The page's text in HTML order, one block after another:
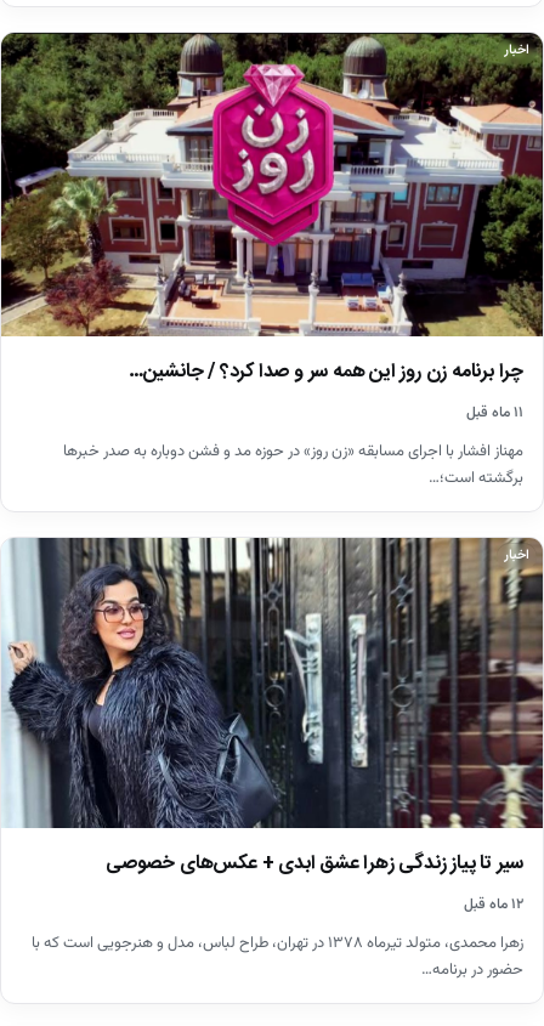
اخبار
چرا برنامه زن روز این همه سر و صدا کرد؟ / جانشین…
۱۱ ماه قبل
مهناز افشار با اجرای مسابقه «زن روز» در حوزه مد و فشن دوباره به صدر خبرها
برگشته است؛…
اخبار
سیر تا پیاز زندگی زهرا عشق ابدی + عکس‌های خصوصی
۱۲ ماه قبل
زهرا محمدی، متولد تیرماه ۱۳۷۸ در تهران، طراح لباس، مدل و هنرجویی است که با
حضور در برنامه…